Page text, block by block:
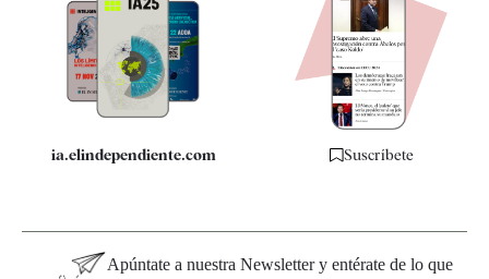
Quiénes somos
Especificaciones
ia.elindependiente.com Suscríbete
Apúntate a nuestra Newsletter y entérate de lo que